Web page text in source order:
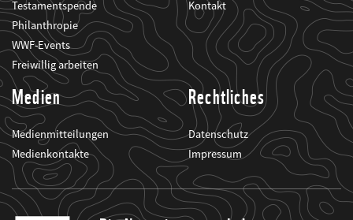
Testamentspende
Philanthropie
WWF-Events
Freiwillig arbeiten
Kontakt
Medien
Medienmitteilungen
Medienkontakte
Rechtliches
Datenschutz
Impressum